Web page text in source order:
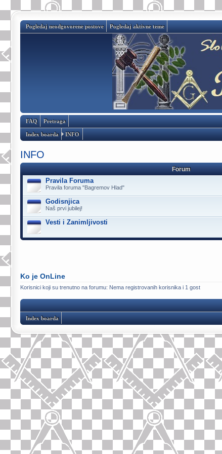
Pogledaj neodgovorene postove Pogledaj aktivne teme
FAQ Pretraga
Index boarda INFO
INFO
Forum
Pravila Foruma
Pravila foruma "Bagremov Hlad"
Godisnjica
Naš prvi jubilej!
Vesti i Zanimljivosti
Ko je OnLine
Korisnici koji su trenutno na forumu: Nema registrovanih korisnika i 1 gost
Index boarda